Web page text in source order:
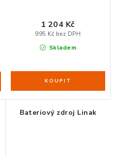
Skladem
995 Kč bez DPH
1 204 Kč
Bateriový zdroj Linak